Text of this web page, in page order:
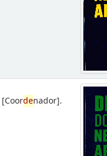
[Coordenador].